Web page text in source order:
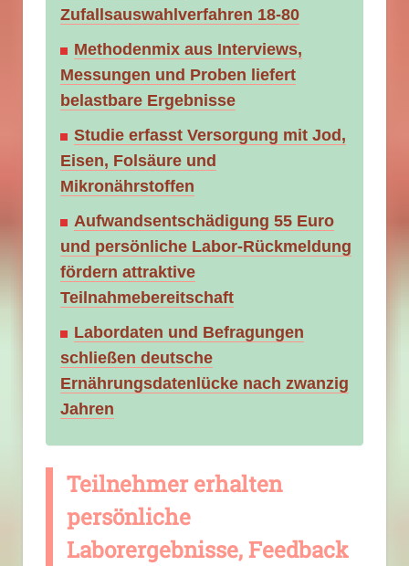
Zufallsauswahlverfahren 18-80
Methodenmix aus Interviews,
Messungen und Proben liefert
belastbare Ergebnisse
Studie erfasst Versorgung mit Jod,
Eisen, Folsäure und
Mikronährstoffen
Aufwandsentschädigung 55 Euro
und persönliche Labor-Rückmeldung
fördern attraktive
Teilnahmebereitschaft
Labordaten und Befragungen
schließen deutsche
Ernährungsdatenlücke nach zwanzig
Jahren
Teilnehmer erhalten
persönliche
Laborergebnisse, Feedback